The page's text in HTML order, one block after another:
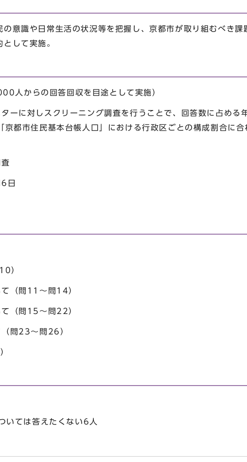
意識や日常生活の状況等を把握し、京都市が取り組むべき課
して実施。
人からの回答回収を目途として実施）
ーに対しスクリーニング調査を行うことで、回答数に占める
都市住民基本台帳人口」における行政区ごとの構成割合に合
日
）
て（問11～問14）
て（問15～問22）
（問23～問26）
いては答えたくない6人